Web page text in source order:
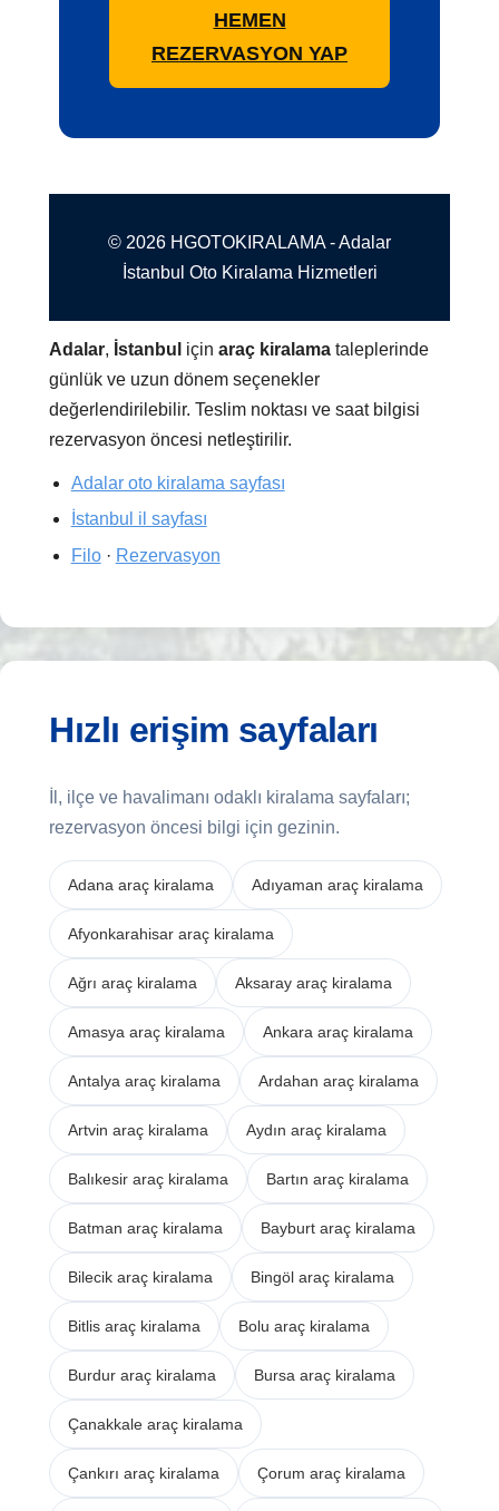
HEMEN
REZERVASYON YAP
© 2026 HGOTOKIRALAMA - Adalar
İstanbul Oto Kiralama Hizmetleri
Adalar, İstanbul içinaraç kiralama taleplerinde
günlük ve uzun dönem seçenekler
değerlendirilebilir. Teslim noktası ve saat bilgisi
rezervasyon öncesi netleştirilir.
Adalar oto kiralama sayfası
İstanbul il sayfası
Filo· Rezervasyon
Hızlı erişim sayfaları
İl, ilçe ve havalimanı odaklı kiralama sayfaları;
rezervasyon öncesi bilgi için gezinin.
Adana araç kiralama Adıyaman araç kiralama
Afyonkarahisar araç kiralama
Ağrı araç kiralama Aksaray araç kiralama
Amasya araç kiralama Ankara araç kiralama
Antalya araç kiralama Ardahan araç kiralama
Artvin araç kiralama Aydın araç kiralama
Balıkesir araç kiralama Bartın araç kiralama
Batman araç kiralama Bayburt araç kiralama
Bilecik araç kiralama Bingöl araç kiralama
Bitlis araç kiralama Bolu araç kiralama
Burdur araç kiralama Bursa araç kiralama
Çanakkale araç kiralama
Çankırı araç kiralama Çorum araç kiralama